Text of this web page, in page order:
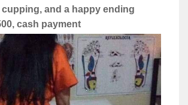
and a happy ending
cash payment